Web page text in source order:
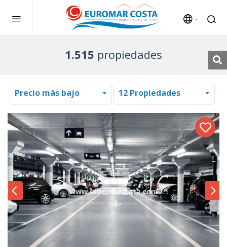
1.515 propiedades
Precio más bajo 12 Propiedades